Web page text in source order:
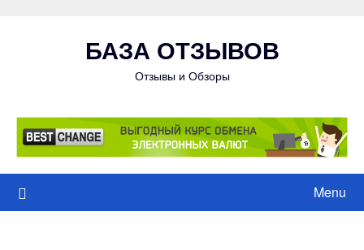
БАЗА ОТЗЫВОВ
Отзывы и Обзоры
Menu